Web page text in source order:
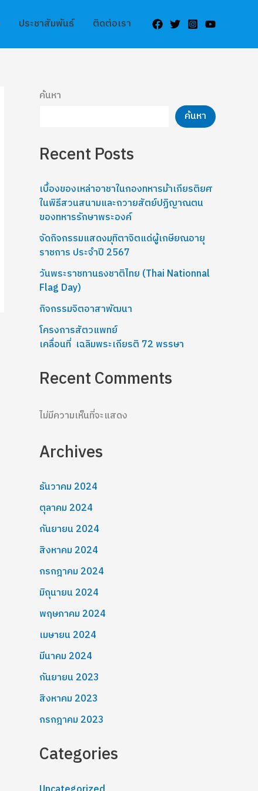
ประชาสัมพันธ์ ติดต่อเรา
ค้นหา
ค้นหา
Recent Posts
เบื้องของเหล่าอาชาในกองทหารม้าเกียรติยศ
ในพิธีสวนสนามและถวายสัตย์ปฏิญาณตน
ของทหารรักษาพระองค์
จัดกิจกรรมแสดงมุทิตาจิตแด่ผู้เกษียณอายุ
ราชการ ประจำปี 2567
วันพระราชทานธงชาติไทย (Thai Nationnal
Flag Day)
กิจกรรมจิตอาสาพัฒนา
โครงการสัตวแพทย์
เคลื่อนที่ เฉลิมพระเกียรติ 72 พรรษา
Recent Comments
ไม่มีความเห็นที่จะแสดง
Archives
ธันวาคม 2024
ตุลาคม 2024
กันยายน 2024
สิงหาคม 2024
กรกฎาคม 2024
มิถุนายน 2024
พฤษภาคม 2024
เมษายน 2024
มีนาคม 2024
กันยายน 2023
สิงหาคม 2023
กรกฎาคม 2023
Categories